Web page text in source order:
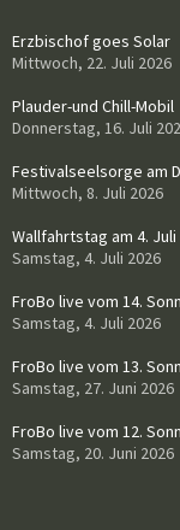
Erzbischof goes Solar
Mittwoch, 22. Juli 2026
Plauder-und Chill-Mobil
Donnerstag, 16. Juli
Festivalseelsorge am
Mittwoch, 8. Juli 2026
Wallfahrtstag am 4. Juli
Samstag, 4. Juli 2026
FroBo live vom 14.
Samstag, 4. Juli 2026
FroBo live vom 13.
Samstag, 27. Juni 2026
FroBo live vom 12.
Samstag, 20. Juni 2026